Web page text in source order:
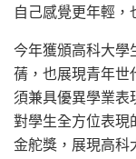
自己感覺更年輕，
今年獲頒高科大學
蒨，也展現青年世
須兼具優異學業表
對學生全方位表現
金舵獎，展現高科